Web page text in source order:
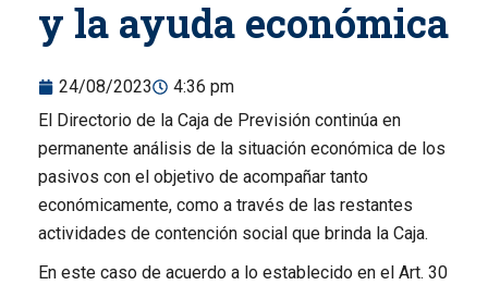
y la ayuda económica
24/08/2023
4:36 pm
El Directorio de la Caja de Previsión continúa en
permanente análisis de la situación económica de los
pasivos con el objetivo de acompañar tanto
económicamente, como a través de las restantes
actividades de contención social que brinda la Caja.
En este caso de acuerdo a lo establecido en el Art. 30